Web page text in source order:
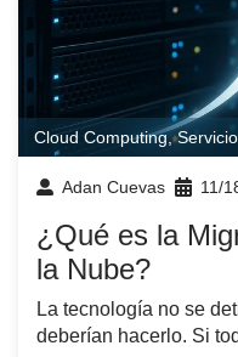
Cloud Computing,
Adan Cuevas 11/
¿Qué es la
la Nube?
La tecnología no se
deberían hacerlo. Si